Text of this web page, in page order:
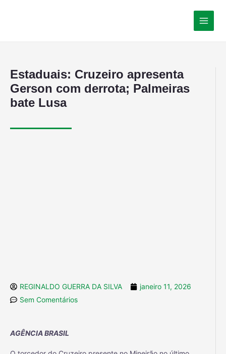
Estaduais: Cruzeiro apresenta
Gerson com derrota; Palmeiras
bate Lusa
REGINALDO GUERRA DA SILVA
janeiro 11, 2026
Sem Comentários
AGÊNCIA BRASIL